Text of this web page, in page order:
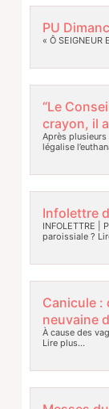
PU
« Ô SEIGNEUR
“Le
crayon, il
Après
légalise
Infolettre
INFOLETTRE |
paroissiale ?
Canicule :
neuvaine
À cause des
Lire plus…